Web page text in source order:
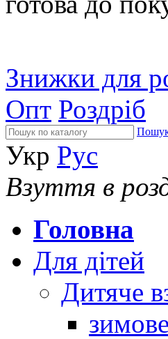
Знижки для
Опт Роздріб
Укр Рус
Взуття в
Головна
Для дітей
Дитяче